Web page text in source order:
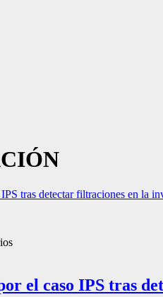
el caso IPS tras